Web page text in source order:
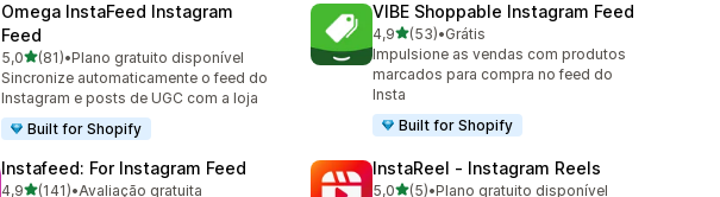
Omega InstaFeed Instagram
Feed
5,0de 5 estrelas
(81)
81 avaliações ao todo
•Plano gratuito disponível
Sincronize automaticamente o feed do
Instagram e posts de UGC com a loja
Built for Shopify
VIBE Shoppable Instagram Feed
4,9de 5 estrelas
(53)
53 avaliações ao todo
•Grátis
Impulsione as vendas com produtos
marcados para compra no feed do
Insta
Built for Shopify
Instafeed: For Instagram Feed
4,9de 5 estrelas
(141)•Avaliação gratuita
InstaReel ‑ Instagram Reels
5,0de 5 estrelas
(5)•Plano gratuito disponível